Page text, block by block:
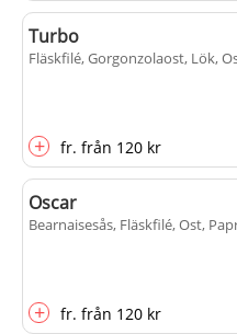
Turbo
Fläskfilé, Gorgonzolaost, Lök,
+ fr. från 120 kr
Oscar
Bearnaisesås, Fläskfilé, Ost,
+ fr. från 120 kr